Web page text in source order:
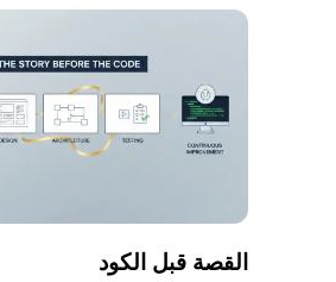
لها التطبيق بدقة. تحليل
اسة السوق والمنافسين: […]
القصة قبل الكود